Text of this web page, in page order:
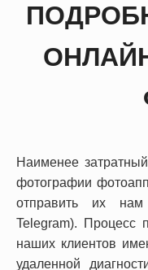
Наименее
фотографии
отправить их
Telegram). Процесс
наших клиентов
удаленной